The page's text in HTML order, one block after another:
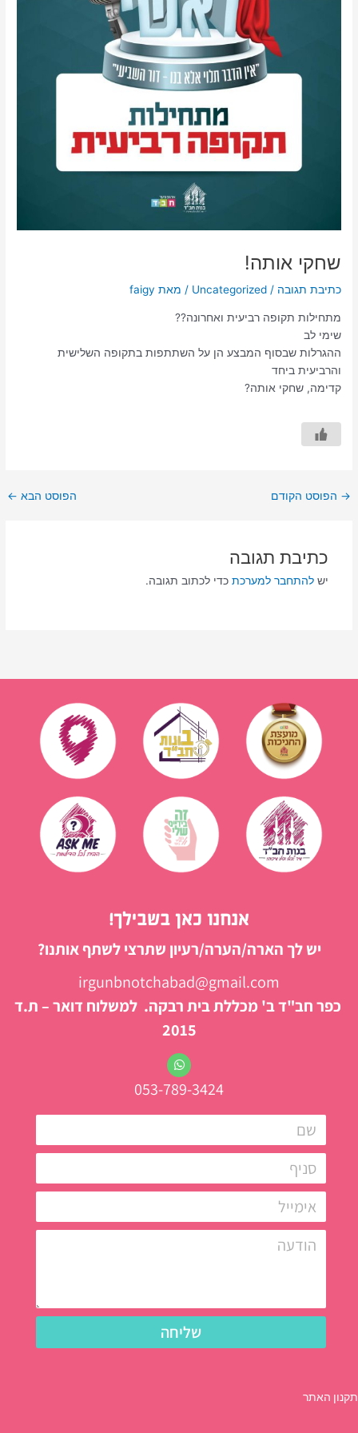
שחקי אותה!
כתיבת תגובה /
Uncategorized / מאת faigy
מתחילות תקופה רביעית ואחרונה??
שימי לב
ההגרלות שבסוף המבצע הן על השתתפות בתקופה השלישית
והרביעית ביחד
קדימה, שחקי אותה?
→ הפוסט הקודם הפוסט הבא ←
כתיבת תגובה
יש להתחבר למערכתכדי לכתוב תגובה.
אנחנו כאן בשבילך!
יש לך הארה/הערה/רעיון שתרצי לשתף אותנו?
irgunbnotchabad@gmail.com
כפר חב"ד ב' מכללת בית רבקה. למשלוח דואר – ת.ד
2015
053-789-3424
שליחה
תקנון האתר